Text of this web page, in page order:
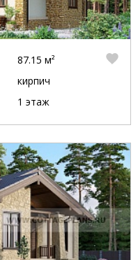
87.15 м²
кирпич
1 этаж